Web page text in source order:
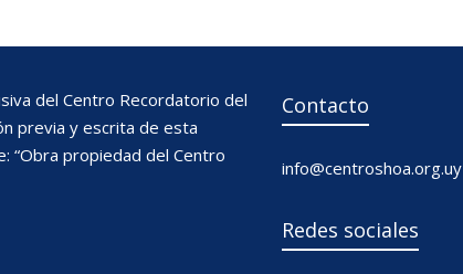
del Centro Recordatorio del
previa y escrita de esta
“Obra propiedad del Centro
Contacto
info@centroshoa.org.uy
Redes sociales